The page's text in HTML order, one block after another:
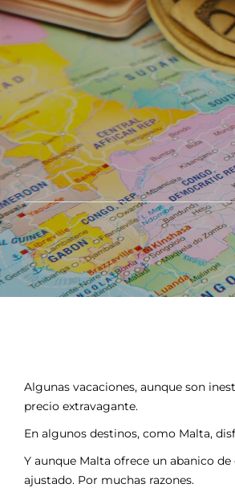
Algunas vacaciones, aunque son
precio extravagante.
En algunos destinos, como Malta,
Y aunque Malta ofrece un abanico
ajustado. Por muchas razones.